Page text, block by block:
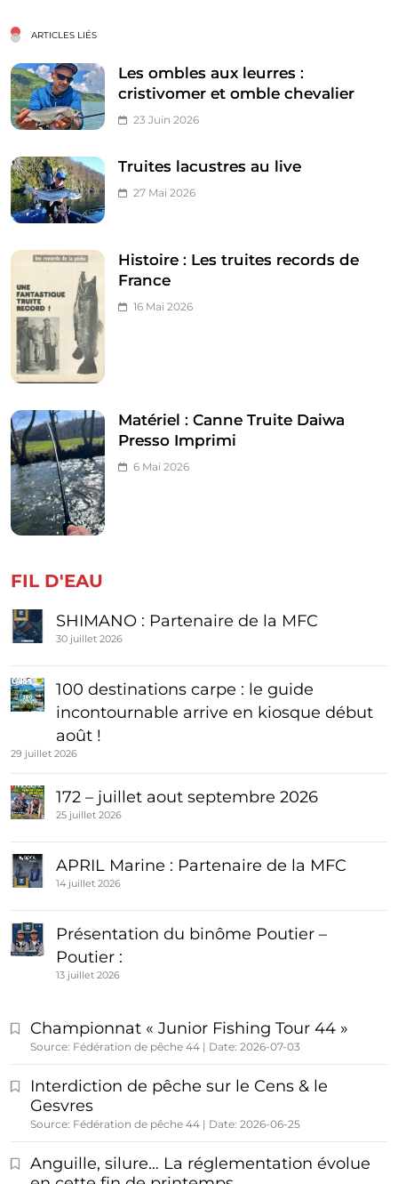
ARTICLES LIÉS
Les ombles aux leurres :
cristivomer et omble chevalier
23 Juin 2026
Truites lacustres au live
27 Mai 2026
Histoire : Les truites records de
France
16 Mai 2026
Matériel : Canne Truite Daiwa
Presso Imprimi
6 Mai 2026
FIL D'EAU
SHIMANO : Partenaire de la MFC
30 juillet 2026
100 destinations carpe : le guide
incontournable arrive en kiosque début
août !
29 juillet 2026
172 – juillet aout septembre 2026
25 juillet 2026
APRIL Marine : Partenaire de la MFC
14 juillet 2026
Présentation du binôme Poutier –
Poutier :
13 juillet 2026
Championnat « Junior Fishing Tour 44 »
Source: Fédération de pêche 44 Date: 2026-07-03
Interdiction de pêche sur le Cens & le
Gesvres
Source: Fédération de pêche 44 Date: 2026-06-25
Anguille, silure… La réglementation évolue